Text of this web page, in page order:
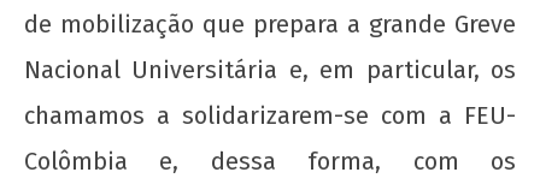
de mobilização que prepara a grande Greve
Nacional Universitária e, em particular, os
chamamos a solidarizarem-se com a FEU-
Colômbia e, dessa forma, com os